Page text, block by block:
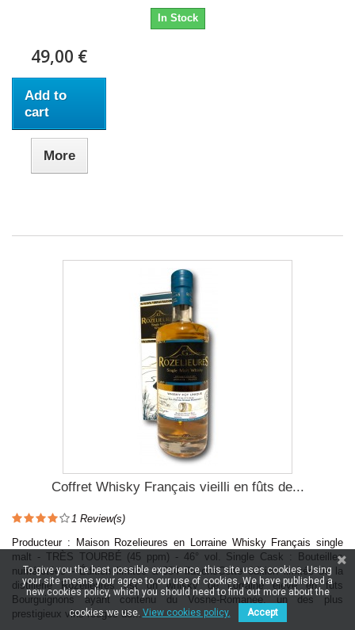
In Stock
49,00 €
Add to
cart
More
Coffret Whisky Français vieilli en fûts de...
1 Review(s)
Producteur : Maison Rozelieures en Lorraine Whisky Français single
malt - TRÈS TOURBÉ (45 ppm) - 46° vol. Single Cask : Bouteilles
numérotées - Édition limitée à 384 flaconsCette édition limitée de la
distillerie Rozelieures est un whisky de Lorraine élevé en fûts
Bourguignons ayant contenu du Vosne-Romanée, un des plus
prestigieux vins rouges de...
To give you the best possible experience, this site uses cookies. Using
your site means your agree to our use of cookies. We have published a
new cookies policy, which you should need to find out more about the
cookies we use. View cookies policy. Accept